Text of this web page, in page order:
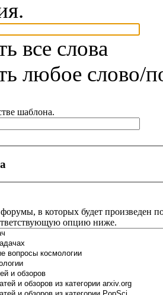
все слова
любое слово/
шаблона.
в которых будет произведен
опцию ниже.